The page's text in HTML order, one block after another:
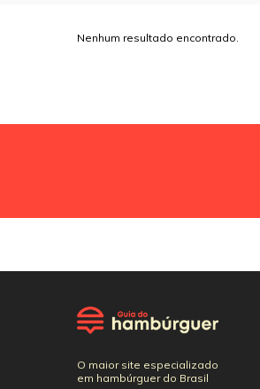
Nenhum resultado encontrado.
O maior site especializado
em hambúrguer do Brasil